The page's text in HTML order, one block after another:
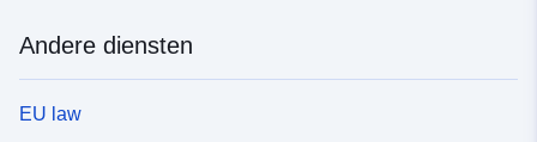
Andere diensten
EU law